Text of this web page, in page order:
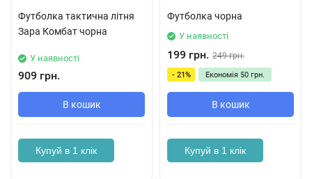
Футболка тактична літня
Зара Комбат чорна
У наявності
909 грн.
В кошик
Купуй в 1 клік
Футболка чорна
У наявності
199 грн. 249 грн.
- 21% Економія 50 грн.
В кошик
Купуй в 1 клік